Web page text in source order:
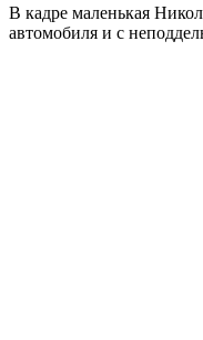
В кадре маленькая
автомобиля и с